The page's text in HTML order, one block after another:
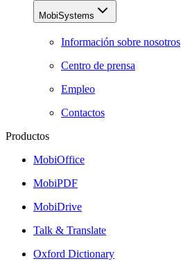
MobiSystems
Información sobre nosotros
Centro de prensa
Empleo
Contactos
Productos
MobiOffice
MobiPDF
MobiDrive
Talk & Translate
Oxford Dictionary